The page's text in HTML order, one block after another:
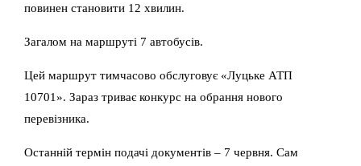
повинен становити 12 хвилин.
Загалом на маршруті 7 автобусів.
Цей маршрут тимчасово обслуговує «Луцьке АТП
10701». Зараз триває конкурс на обрання нового
перевізника.
Останній термін подачі документів – 7 червня. Сам